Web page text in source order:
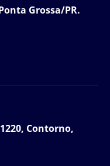
Grossa/PR.
Contorno,